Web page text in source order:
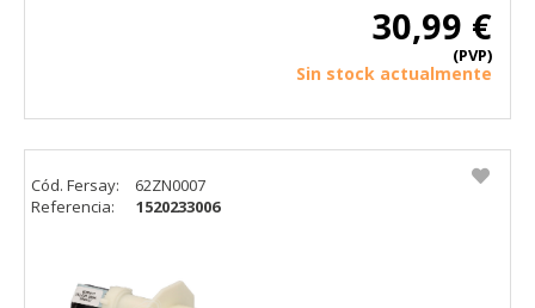
30,99 €
(PVP)
Sin stock actualmente
Cód. Fersay:
62ZN0007
Referencia:
1520233006